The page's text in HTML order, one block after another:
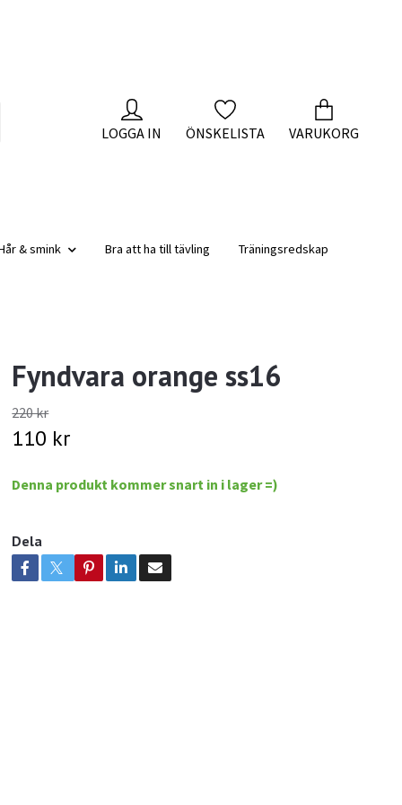
LOGGA IN ÖNSKELISTA VARUKORG
& smink Bra att ha till tävling
Träningsredskap
Fyndvara orange ss16
220 kr
110 kr
Denna produkt kommer snart in i lager =)
Dela